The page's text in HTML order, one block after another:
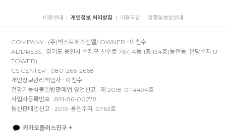
이용안내 | 개인정보 처리방침 | 이용약관 | 정품및보상안내
COMPANY : (주)넥스트에스엔엘/ OWNER : 이천수
ADDRESS : 경기도 용인시 수지구 신수로 767, A동 1층 134호(동천동, 분당수지 U-
TOWER)
CS CENTER : 080-266-2668
개인정보관리책임자 : 이천수
건강기능식품일반판매업 영업신고 : 제 2018-0114494호
사업자등록번호 : 891-86-00278
통신판매업신고 : 2019-용인수지-0763호
카카오플러스친구 +